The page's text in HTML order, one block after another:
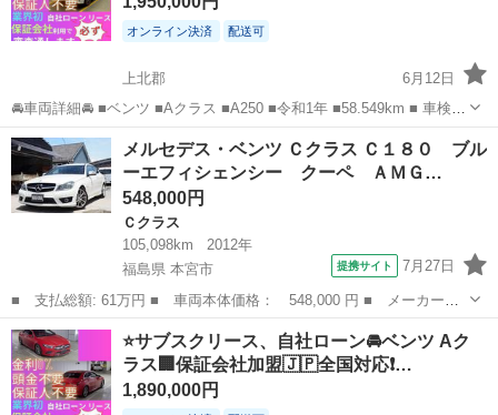
オンライン決済 配送可
上北郡
6月12日
🚘車両詳細🚘 ■ベンツ ■Aクラス ■A250 ■令和1年 ■58.549km ■ 車検2
年付 ■月々30.000円 🚙車両装備🚙 ■ナビ ■TV ■バックカメラ ■ドライ
ブレコーダー ■プッシュスタート ■ETC 他 ...
青森 上北郡 ベンツ（メルセデス）
メルセデス・ベンツ Ｃクラス Ｃ１８０ ブル
ーエフィシェンシー クーペ ＡＭＧ…
548,000円
Ｃクラス
105,098km
2012年
福島県 本宮市
提携サイト 7月27日
■ 支払総額: 61万円 ■ 車両本体価格： 548,000 円 ■ メーカー
名： メルセデス・ベンツ ■ 車種名： Ｃクラス ■ グレード
名： Ｃ１８０ ブルーエフィシェンシー クーペ ＡＭＧスポーツ
パッケージ 車検Ｒ９...
福島 本宮市 Ｃクラス
⭐️サブスクリース、自社ローン🚘️ベンツ Aク
ラス🏢保証会社加盟🇯🇵全国対応❗…
1,890,000円